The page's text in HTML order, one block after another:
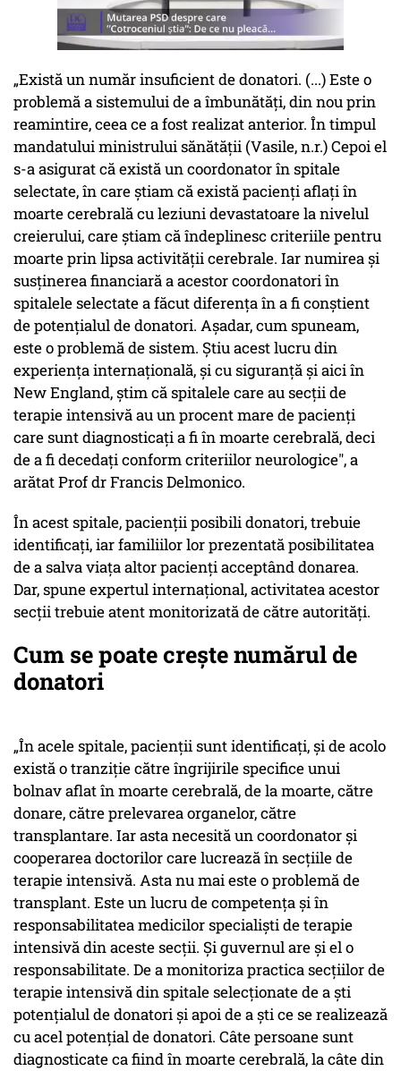
„Există un număr insuficient de donatori. (...) Este o
problemă a sistemului de a îmbunătăți, din nou prin
reamintire, ceea ce a fost realizat anterior. În timpul
mandatului ministrului sănătății (Vasile, n.r.) Cepoi el
s-a asigurat că există un coordonator în spitale
selectate, în care știam că există pacienți aflați în
moarte cerebrală cu leziuni devastatoare la nivelul
creierului, care știam că îndeplinesc criteriile pentru
moarte prin lipsa activității cerebrale. Iar numirea și
susținerea financiară a acestor coordonatori în
spitalele selectate a făcut diferența în a fi conștient
de potențialul de donatori. Așadar, cum spuneam,
este o problemă de sistem. Știu acest lucru din
experiența internațională, și cu siguranță și aici în
New England, știm că spitalele care au secții de
terapie intensivă au un procent mare de pacienți
care sunt diagnosticați a fi în moarte cerebrală, deci
de a fi decedați conform criteriilor neurologice", a
arătat Prof dr Francis Delmonico.
În acest spitale, pacienții posibili donatori, trebuie
identificați, iar familiilor lor prezentată posibilitatea
de a salva viața altor pacienți acceptând donarea.
Dar, spune expertul internațional, activitatea acestor
secții trebuie atent monitorizată de către autorități.
Cum se poate crește numărul de
donatori
„În acele spitale, pacienții sunt identificați, și de acolo
există o tranziție către îngrijirile specifice unui
bolnav aflat în moarte cerebrală, de la moarte, către
donare, către prelevarea organelor, către
transplantare. Iar asta necesită un coordonator și
cooperarea doctorilor care lucrează în secțiile de
terapie intensivă. Asta nu mai este o problemă de
transplant. Este un lucru de competența și în
responsabilitatea medicilor specialiști de terapie
intensivă din aceste secții. Și guvernul are și el o
responsabilitate. De a monitoriza practica secțiilor de
terapie intensivă din spitale selecționate de a ști
potențialul de donatori și apoi de a ști ce se realizează
cu acel potențial de donatori. Câte persoane sunt
diagnosticate ca fiind în moarte cerebrală, la câte din